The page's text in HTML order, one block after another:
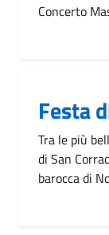
Concerto
Festa
Tra le più
di San
barocca di